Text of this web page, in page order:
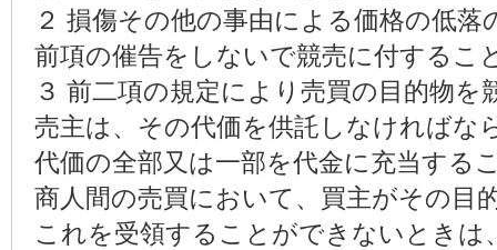
２ 損傷その他の事由による価格の低
前項の催告をしないで競売に付するこ
３ 前二項の規定により売買の目的物を
売主は、その代価を供託しなければな
代価の全部又は一部を代金に充当する
商人間の売買において、買主がその目
これを受領することができないときは